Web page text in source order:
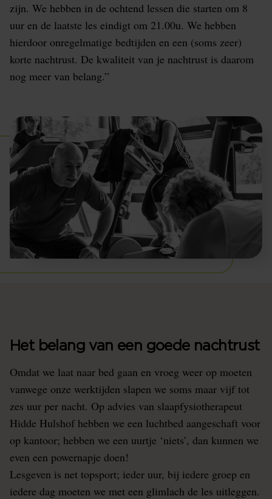
zijn. We hebben in de ochtend lessen die starten om 8
uur en de laatste les eindigt om 21.00u. We hebben
hierdoor onregelmatige bedtijden en een (soms zeer)
korte nachtrust. De kwaliteit van je nachtrust is daarom
nog meer van belang.”
Het belang van een goede nachtrust
Omdat we laat naar bed gaan en vroeg weer op moeten
vanwege onze werktijden slapen we soms maar vijf tot
zes uur per nacht. Op advies van slaapfysiotherapeut
Hidde Hulshof hebben we een luchtbed aangeschaft voor
op kantoor; hebben we een uurtje ‘niets’, dan kunnen we
even een powernapje doen!
Lesgeven is net topsport; ieder uur, bij iedere groep en
iedere dag moeten we met een glimlach de les uitleggen.